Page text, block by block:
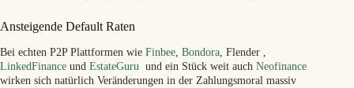
Ansteigende Default Raten
Bei echten P2P Plattformen wie Finbee, Bondora, Flender ,
LinkedFinance und EstateGuru und ein Stück weit auch Neofinance
wirken sich natürlich Veränderungen in der Zahlungsmoral massiv